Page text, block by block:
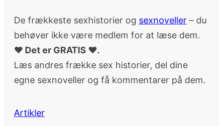
De frækkeste sexhistorier og sexnoveller – du
behøver ikke være medlem for at læse dem.
♥ Det er GRATIS ♥.
Læs andres frække sex historier, del dine
egne sexnoveller og få kommentarer på dem.
Artikler